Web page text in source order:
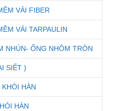
VẢI FIBER
VẢI TARPAULIN
NHÚN- ỐNG NHÔM TRÒN
SIẾT )
HÀN
HÀN